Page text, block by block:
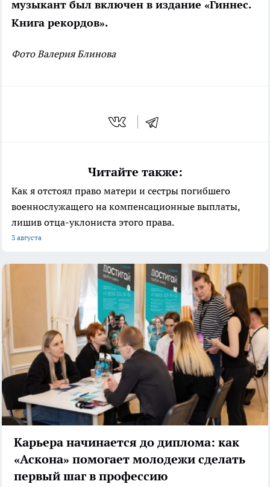
музыкант был включен в издание «Гиннес.
Книга рекордов».
Фото Валерия Блинова
Читайте также:
Как я отстоял право матери и сестры погибшего
военнослужащего на компенсационные выплаты,
лишив отца-уклониста этого права.
3 августа
Карьера начинается до диплома: как
«Аскона» помогает молодежи сделать
первый шаг в профессию